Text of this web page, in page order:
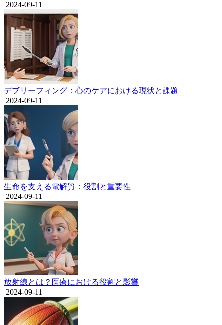
2024-09-11
デブリーフィング：心のケアにおける現状と課題
2024-09-11
生命を支える電解質：役割と重要性
2024-09-11
放射線とは？医療における役割と影響
2024-09-11